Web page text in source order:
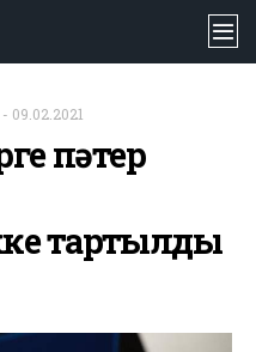
- 09.02.2021
пәтер
тартылды